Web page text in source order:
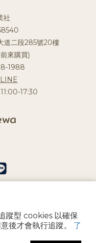
蹤型 cookies 以確保
後才會執行追蹤。 了
社
道二段285號20樓
來購買)
1988
17:30
通知變更付款方式。